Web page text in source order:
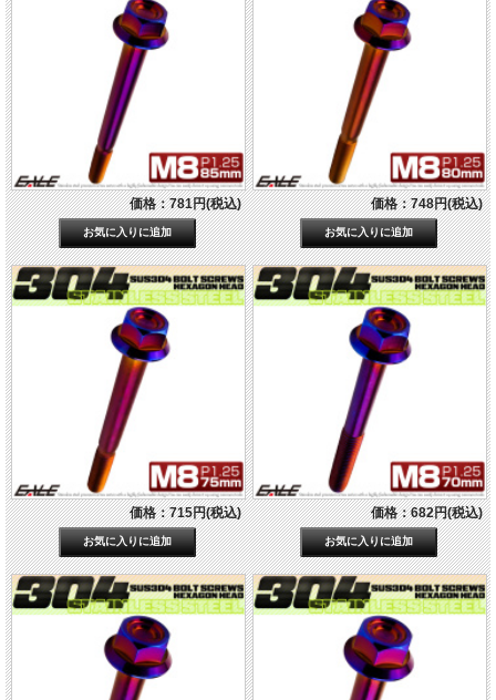
価格：781円(税込) 価格：748円(税込)
価格：715円(税込) 価格：682円(税込)